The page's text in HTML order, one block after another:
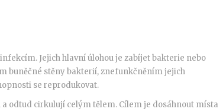
Jejich hlavní úlohou je zabíjet bakterie nebo
buněčné stěny bakterií, znefunkčněním jejich
se reprodukovat.
odtud cirkulují celým tělem. Cílem je dosáhnout místa